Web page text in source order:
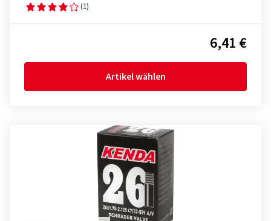
(1)
6,41 €
Artikel wählen